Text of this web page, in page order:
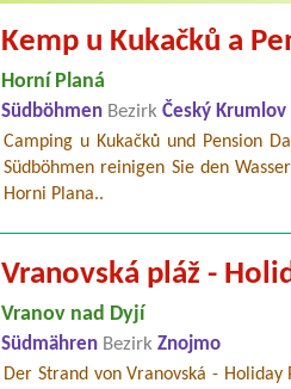
Kemp u Kukačků a
Horní Planá
Südböhmen Bezirk Český Krumlov
Camping u Kukačků und Pension
Südböhmen reinigen Sie den
Horni Plana..
Vranovská pláž -
Vranov nad Dyjí
Südmähren Bezirk Znojmo
Der Strand von Vranovská -